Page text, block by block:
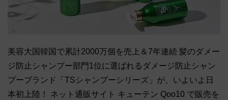
美容大国韓国で累計2000万個を売上＆7年連続 髪のダメー
ジ防止シャンプー部門1位に選ばれるダメージ防止シャン
プーブランド「TSシャンプーシリーズ」が、いよいよ日
本初上陸！ ネット通販サイト キューテン Qoo10 で販売を